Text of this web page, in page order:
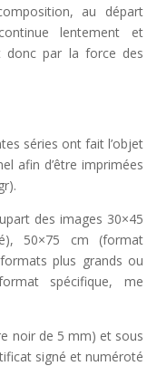
au départ
lentement et
donc par la force des
séries ont fait l’objet
afin d’être imprimées
des images 30×45
50×75 cm (format
plus grands ou
spécifique, me
noir de 5 mm) et sous
signé et numéroté